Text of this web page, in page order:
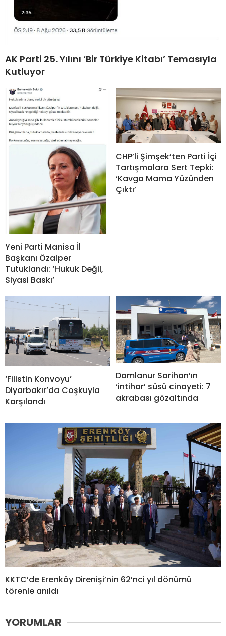
AK Parti 25. Yılını ‘Bir Türkiye Kitabı’ Temasıyla
Kutluyor
Yeni Parti Manisa İl
Başkanı Özalper
Tutuklandı: ‘Hukuk Değil,
Siyasi Baskı’
CHP’li Şimşek’ten Parti İçi
Tartışmalara Sert Tepki:
‘Kavga Mama Yüzünden
Çıktı’
‘Filistin Konvoyu’
Diyarbakır’da Coşkuyla
Karşılandı
Damlanur Sarihan’ın
‘intihar’ süsü cinayeti: 7
akrabası gözaltında
KKTC’de Erenköy Direnişi’nin 62’nci yıl dönümü
törenle anıldı
YORUMLAR